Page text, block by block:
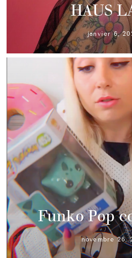
HAUS
janvier 6,
Funko Pop
novembre 26,